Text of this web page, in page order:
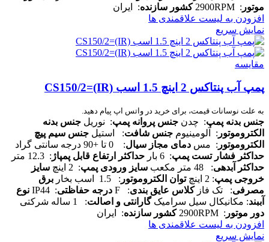
موتور : 2900RPM کشور سازنده: ایران
افزودن به لیست علاقمندی ها
نمایش سریع
مقایسه
پمپ آب پنتاکس 2 اینچ 1.5 اسب CS150/2=(IR)
به علت نوسانات قیمت، برای خرید در واتس اپ پیام دهید.
جنس بدنه پمپ: چدن جنس پروانه پمپ: نوریل جنس بدنه
الکتروموتور : آلومینیوم جنس شافت: استیل جنس سیم پیچ
الکتروموتور : مس دمای مجاز سیال: 0 تا +90 درجه سانتی گراد
حداکثر فشار تست پمپ: 6 بار حداکثر ارتفاع قابل پمپاژ : 12.3 متر
حداکثر آبدهی: 48 متر مکعب سایز ورودی پمپ: 2 اینچ
سایز
خروجی پمپ: 2 اینچ توان الکتروموتور : 1.5 اسب بخار
برق
مصرفی: تک فازکلاس عایق بندی: F درجه حفاظتی: IP44
نوع
آببند: مکانیکال سیل سرامیکگارانتی و اصالت: 1 ساله شرکتی
دور موتور : 2900RPM کشور سازنده: ایران
افزودن به لیست علاقمندی ها
نمایش سریع